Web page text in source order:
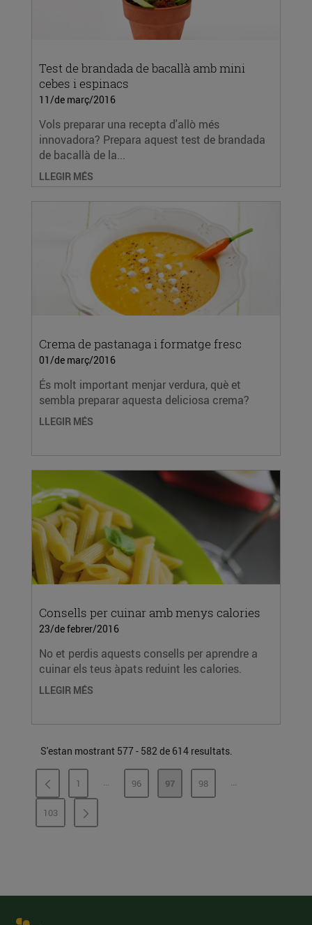
Test de brandada de bacallà amb mini
cebes i espinacs
11/de març/2016
Vols preparar una recepta d'allò més
innovadora? Prepara aquest test de brandada
de bacallà de la...
LLEGIR MÉS
Crema de pastanaga i formatge fresc
01/de març/2016
És molt important menjar verdura, què et
sembla preparar aquesta deliciosa crema?
LLEGIR MÉS
Consells per cuinar amb menys calories
23/de febrer/2016
No et perdis aquests consells per aprendre a
cuinar els teus àpats reduint les calories.
LLEGIR MÉS
S'estan mostrant 577 - 582 de 614 resultats.
PÀGINA
1 ...PÀGINES INTERMÈDIES
PÀGINA
96 PÀGINA
97 PÀGINA
98 ...PÀGINES
PÀGINA
103